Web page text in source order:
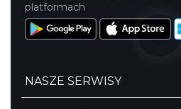
Zimna Połówka &
Półmaraton oraz
platformach
NASZE SERWISY